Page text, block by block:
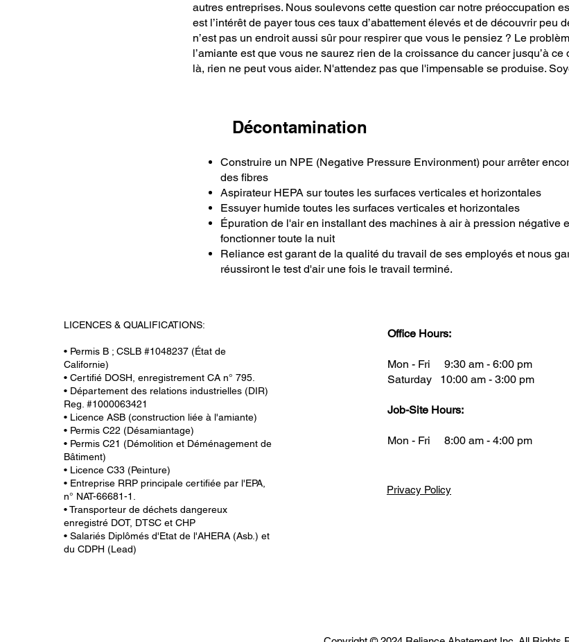
autres entreprises. Nous soulevons cette question car notre préoccupation
est l’intérêt de payer tous ces taux d’abattement élevés et de découvrir peu
n’est pas un endroit aussi sûr pour respirer que vous le pensiez ? Le
l’amiante est que vous ne saurez rien de la croissance du cancer jusqu’à ce
là, rien ne peut vous aider. N'attendez pas que l'impensable se produise.
Décontamination
Construire un NPE (Negative Pressure Environment) pour arrêter
des fibres
Aspirateur HEPA sur toutes les surfaces verticales et horizontales
Essuyer humide toutes les surfaces verticales et horizontales
Épuration de l'air en installant des machines à air à pression négative
fonctionner toute la nuit
Reliance est garant de la qualité du travail de ses employés et nous
réussiront le test d'air une fois le travail terminé.
LICENCES & QUALIFICATIONS:
• Permis B ; CSLB #1048237 (État de
Californie)
• Certifié DOSH, enregistrement CA n° 795.
• Département des relations industrielles (DIR)
Reg. #1000063421
• Licence ASB (construction liée à l'amiante)
• Permis C22 (Désamiantage)
• Permis C21 (Démolition et Déménagement de
Bâtiment)
• Licence C33 (Peinture)
• Entreprise RRP principale certifiée par l'EPA,
n° NAT-66681-1.
• Transporteur de déchets dangereux
enregistré DOT, DTSC et CHP
• Salariés Diplômés d'Etat de l'AHERA (Asb.) et
du CDPH (Lead)
Office Hours:
Mon - Fri 9:30 am - 6:00 pm
Saturday 10:00 am - 3:00 pm
Job-Site Hours:
Mon - Fri 8:00 am - 4:00 pm
Privacy Policy